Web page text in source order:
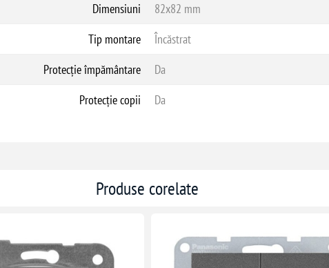
Dimensiuni
82x82 mm
Tip montare
Încăstrat
Protecție împământare
Da
Protecție copii
Da
Produse corelate